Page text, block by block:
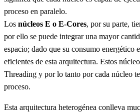
proceso en paralelo.
Los núcleos E o E-Cores, por su parte,
por ello se puede integrar una mayor
espacio; dado que su consumo energético
eficientes de esta arquitectura. Estos
Threading y por lo tanto por cada núcleo
proceso.
Esta arquitectura heterogénea conlleva